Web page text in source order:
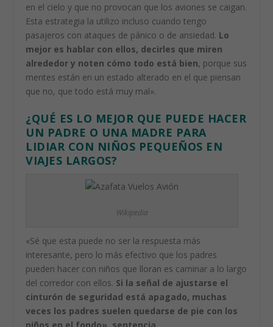
en el cielo y que no provocan que los aviones se caigan.
Esta estrategia la utilizo incluso cuando tengo
pasajeros con ataques de pánico o de ansiedad. Lo
mejor es hablar con ellos, decirles que miren
alrededor y noten cómo todo está bien, porque sus
mentes están en un estado alterado en el que piensan
que no, que todo está muy mal».
¿QUÉ ES LO MEJOR QUE PUEDE HACER
UN PADRE O UNA MADRE PARA
LIDIAR CON NIÑOS PEQUEÑOS EN
VIAJES LARGOS?
Wikipedia
«Sé que esta puede no ser la respuesta más
interesante, pero lo más efectivo que los padres
pueden hacer con niños que lloran es caminar a lo largo
del corredor con ellos. Si la señal de ajustarse el
cinturón de seguridad está apagado, muchas
veces los padres suelen quedarse de pie con los